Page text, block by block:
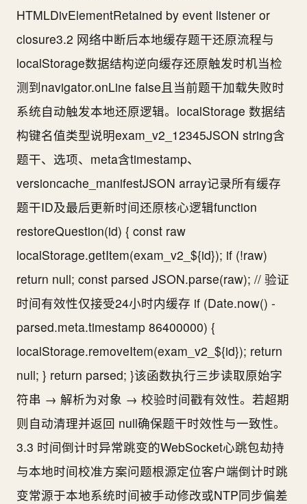
HTMLDivElementRetained by event listener or
closure3.2 网络中断后本地缓存题干还原流程与
localStorage数据结构逆向缓存还原触发时机当检
测到navigator.onLine false且当前题干加载失败时
系统自动触发本地还原逻辑。localStorage 数据结
构键名值类型说明exam_v2_12345JSON string含
题干、选项、meta含timestamp、
versioncache_manifestJSON array记录所有缓存
题干ID及最后更新时间还原核心逻辑function
restoreQuestion(id) { const raw
localStorage.getItem(exam_v2_${id}); if (!raw)
return null; const parsed JSON.parse(raw); // 验证
时间有效性仅接受24小时内缓存 if (Date.now() -
parsed.meta.timestamp 86400000) {
localStorage.removeItem(exam_v2_${id}); return
null; } return parsed; }该函数执行三步读取原始字
符串 → 解析为对象 → 校验时间戳有效性。若超期
则自动清理并返回 null确保题干时效性与一致性。
3.3 时间倒计时异常跳变的WebSocket心跳包劫持
与本地时间校准方案问题根源定位客户端倒计时跳
变常源于本地系统时间被手动修改或NTP同步偏差